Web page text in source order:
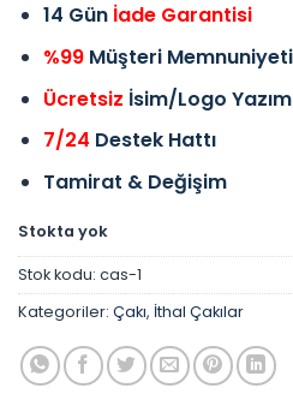
14 Gün İade Garantisi
%99Müşteri Memnuniyeti
Ücretsiz İsim/Logo
7/24 Destek Hattı
Tamirat & Değişim
Stokta yok
Stok kodu: cas-1
Kategoriler: Çakı, İthal Çakılar